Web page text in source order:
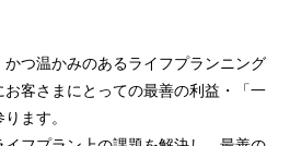
かつ温かみのあるライフプランニング
客さまにとっての最善の利益・「一
ます。